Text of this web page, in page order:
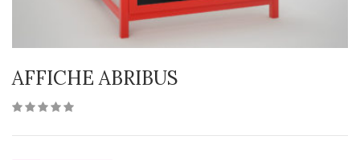
AFFICHE ABRIBUS